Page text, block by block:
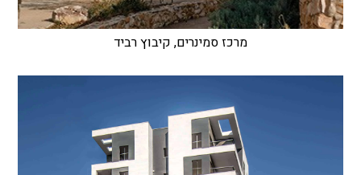
מרכז סמינרים, קיבוץ רביד